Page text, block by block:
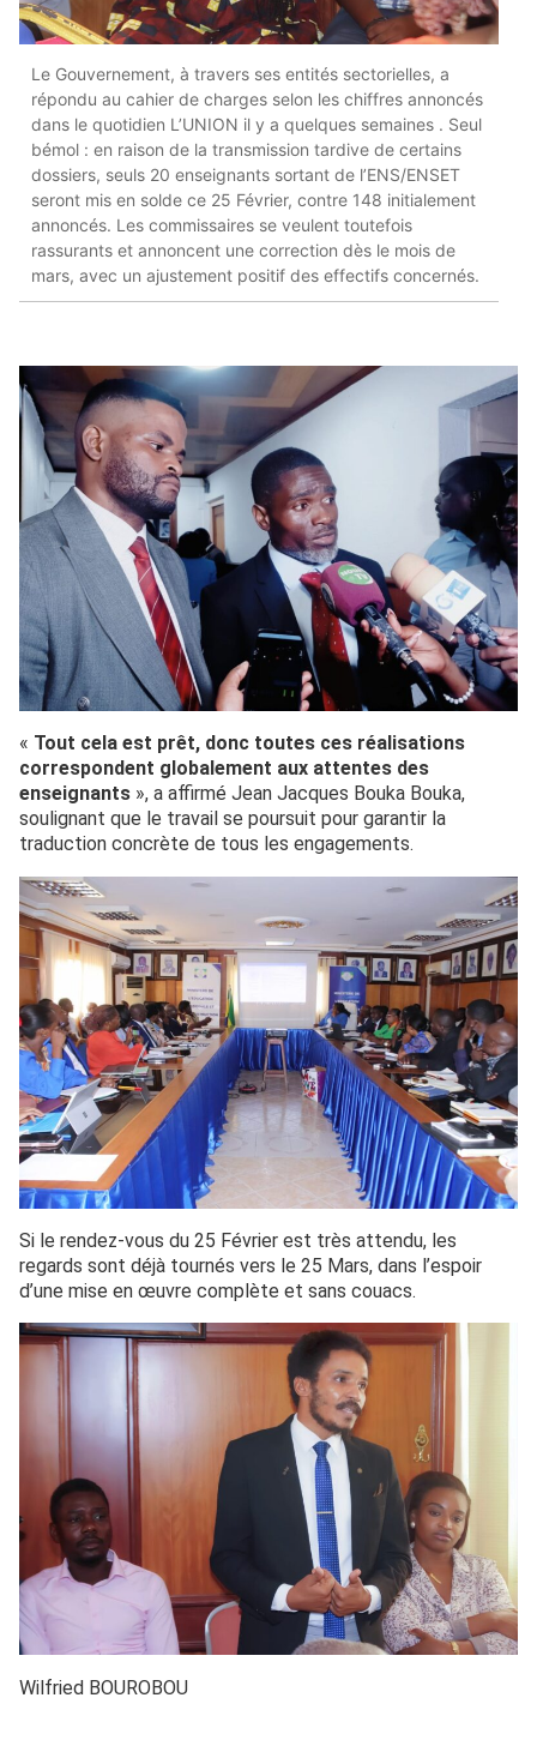
Le Gouvernement, à travers ses entités sectorielles, a
répondu au cahier de charges selon les chiffres annoncés
dans le quotidien L’UNION il y a quelques semaines . Seul
bémol : en raison de la transmission tardive de certains
dossiers, seuls 20 enseignants sortant de l’ENS/ENSET
seront mis en solde ce 25 Février, contre 148 initialement
annoncés. Les commissaires se veulent toutefois
rassurants et annoncent une correction dès le mois de
mars, avec un ajustement positif des effectifs concernés.
« Tout cela est prêt, donc toutes ces réalisations
correspondent globalement aux attentes des
enseignants », a affirmé Jean Jacques Bouka Bouka,
soulignant que le travail se poursuit pour garantir la
traduction concrète de tous les engagements.
Si le rendez-vous du 25 Février est très attendu, les
regards sont déjà tournés vers le 25 Mars, dans l’espoir
d’une mise en œuvre complète et sans couacs.
Wilfried BOUROBOU